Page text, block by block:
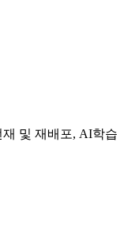
및 재배포, AI학습